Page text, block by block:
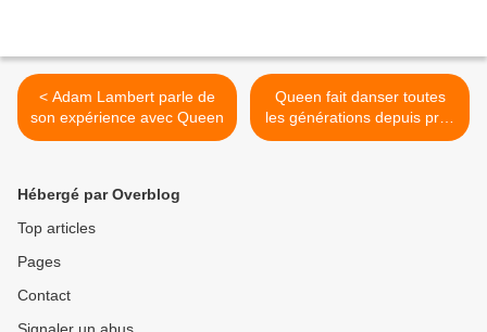
< Adam Lambert parle de
son expérience avec Queen
Queen fait danser toutes
les générations depuis près
de 50 ans >
Hébergé par Overblog
Top articles
Pages
Contact